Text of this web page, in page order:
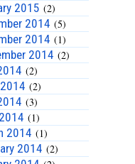
2015 (2)
2014 (5)
2014 (1)
2014 (2)
(2)
(2)
(3)
(1)
2014 (1)
2014 (2)